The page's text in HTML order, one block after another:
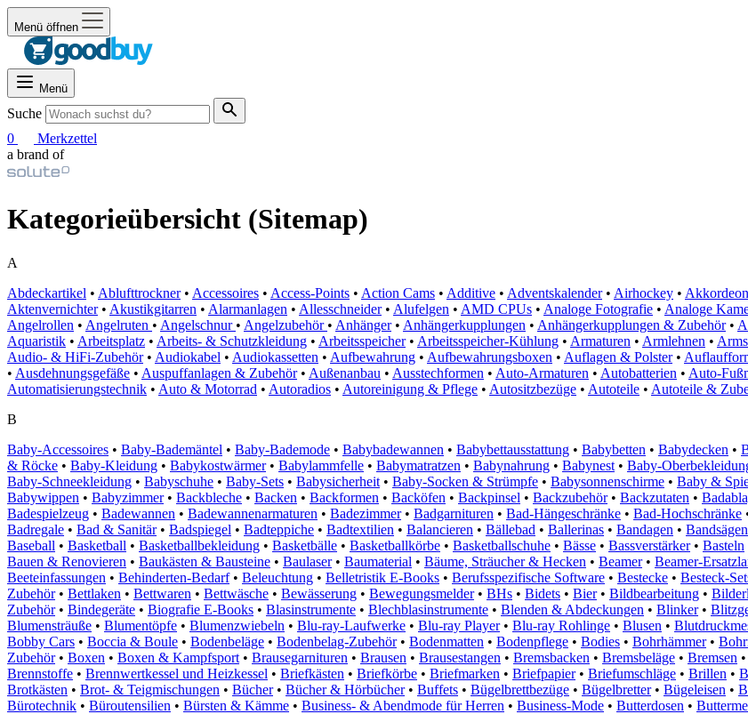
Menü öffnen
Menü
Suche
0
Merkzettel
a brand of
Kategorieübersicht (Sitemap)
A
Abdeckartikel • Ablufttrockner • Accessoires • Access-Points • Action Cams • Additive • Adventskalender • Airhockey •
Aktenvernichter • Akustikgitarren • Alarmanlagen • Allesschneider • Alufelgen • AMD CPUs • Analoge Fotografie • Analoge
Angelrollen • Angelruten • Angelschnur • Angelzubehör • Anhänger • Anhängerkupplungen • Anhängerkupplungen & Zubehör •
Aquaristik • Arbeitsplatz • Arbeits- & Schutzkleidung • Arbeitsspeicher • Arbeitsspeicher-Kühlung • Armaturen • Armlehnen •
Audio- & HiFi-Zubehör • Audiokabel • Audiokassetten • Aufbewahrung • Aufbewahrungsboxen • Auflagen & Polster •
• Ausdehnungsgefäße • Auspuffanlagen & Zubehör • Außenanbau • Ausstechformen • Auto-Armaturen • Autobatterien • Auto-
Automatisierungstechnik • Auto & Motorrad • Autoradios • Autoreinigung & Pflege • Autositzbezüge • Autoteile • Autoteile &
B
Baby-Accessoires • Baby-Bademäntel • Baby-Bademode • Babybadewannen • Babybettausstattung • Babybetten • Babydecken •
& Röcke • Baby-Kleidung • Babykostwärmer • Babylammfelle • Babymatratzen • Babynahrung • Babynest • Baby-
Baby-Schneekleidung • Babyschuhe • Baby-Sets • Babysicherheit • Baby-Socken & Strümpfe • Babysonnenschirme • Baby &
Babywippen • Babyzimmer • Backbleche • Backen • Backformen • Backöfen • Backpinsel • Backzubehör • Backzutaten •
Badespielzeug • Badewannen • Badewannenarmaturen • Badezimmer • Badgarnituren • Bad-Hängeschränke • Bad-Hochschränke
Badregale • Bad & Sanitär • Badspiegel • Badteppiche • Badtextilien • Balancieren • Bällebad • Ballerinas • Bandagen • Bandsägen
Baseball • Basketball • Basketballbekleidung • Basketbälle • Basketballkörbe • Basketballschuhe • Bässe • Bassverstärker • Basteln
Bauen & Renovieren • Baukästen & Bausteine • Baulaser • Baumaterial • Bäume, Sträucher & Hecken • Beamer • Beamer-
Beeteinfassungen • Behinderten-Bedarf • Beleuchtung • Belletristik E-Books • Berufsspezifische Software • Bestecke • Besteck-
Zubehör • Bettlaken • Bettwaren • Bettwäsche • Bewässerung • Bewegungsmelder • BHs • Bidets • Bier • Bildbearbeitung •
Zubehör • Bindegeräte • Biografie E-Books • Blasinstrumente • Blechblasinstrumente • Blenden & Abdeckungen • Blinker •
Blumensträuße • Blumentöpfe • Blumenzwiebeln • Blu-ray-Laufwerke • Blu-ray Player • Blu-ray Rohlinge • Blusen •
Bobby Cars • Boccia & Boule • Bodenbeläge • Bodenbelag-Zubehör • Bodenmatten • Bodenpflege • Bodies • Bohrhämmer •
Zubehör • Boxen • Boxen & Kampfsport • Brausegarnituren • Brausen • Brausestangen • Bremsbacken • Bremsbeläge • Bremsen •
Brennstoffe • Brennwertkessel und Heizkessel • Briefkästen • Briefkörbe • Briefmarken • Briefpapier • Briefumschläge • Brillen •
Brotkästen • Brot- & Teigmischungen • Bücher • Bücher & Hörbücher • Buffets • Bügelbrettbezüge • Bügelbretter • Bügeleisen •
Bürotechnik • Büroutensilien • Bürsten & Kämme • Business- & Abendmode für Herren • Business-Mode • Butterdosen •